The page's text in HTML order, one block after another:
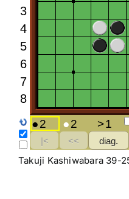
Takuji Kashiwabara 39-